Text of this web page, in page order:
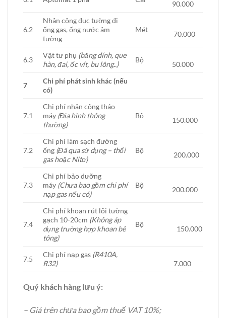
90.000
6.2
Nhân công đục tường đi
ống gas, ống nước âm
tường
Mét
70.000
6.3
Vật tư phụ (băng dính, que
hàn, đai, ốc vít, bu lông..)
Bộ
50.000
7
Chi phí phát sinh khác (nếu
có)
7.1
Chi phí nhân công tháo
máy (Địa hình thông
thường)
Bộ
150.000
7.2
Chi phí làm sạch đường
ống (Đã qua sử dụng – thổi
gas hoặc Nitơ)
Bộ
200.000
7.3
Chi phí bảo dưỡng
máy (Chưa bao gồm chi phí
nạp gas nếu có)
Bộ
200.000
7.4
Chi phí khoan rút lõi tường
gạch 10-20cm (Không áp
dụng trường hợp khoan bê
tông)
Bộ
150.000
7.5
Chi phí nạp gas (R410A,
R32)
7.000
Quý khách hàng lưu ý:
– Giá trên chưa bao gồm thuế VAT 10%;